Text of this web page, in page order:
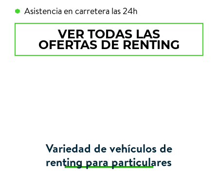
Asistencia en carretera las 24h
VER TODAS LAS
OFERTAS DE RENTING
Variedad de vehículos de
renting para particulares